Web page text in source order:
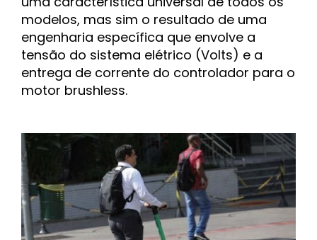
modelos, mas sim o resultado de uma
engenharia específica que envolve a
tensão do sistema elétrico (Volts) e a
entrega de corrente do controlador para o
motor brushless.